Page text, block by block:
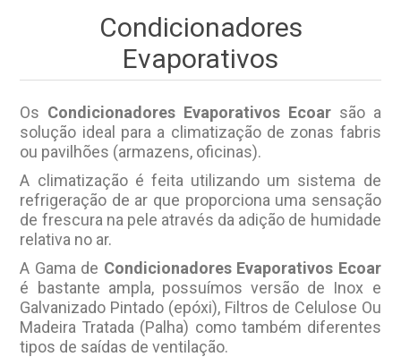
Condicionadores
Evaporativos
Os Condicionadores Evaporativos Ecoarsão a
solução ideal para a climatização de zonas fabris
ou pavilhões (armazens, oficinas).
A climatização é feita utilizando um sistema de
refrigeração de ar que proporciona uma sensação
de frescura na pele através da adição de humidade
relativa no ar.
A Gama de Condicionadores Evaporativos Ecoar
é bastante ampla, possuímos versão de Inox e
Galvanizado Pintado (epóxi), Filtros de Celulose Ou
Madeira Tratada (Palha) como também diferentes
tipos de saídas de ventilação.